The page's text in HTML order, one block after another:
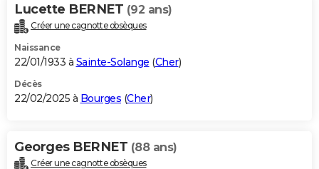
Lucette BERNET (92 ans)
Créer une cagnotte obsèques
Naissance
22/01/1933 à Sainte-Solange (Cher)
Décès
22/02/2025 à Bourges (Cher)
Georges BERNET (88 ans)
Créer une cagnotte obsèques